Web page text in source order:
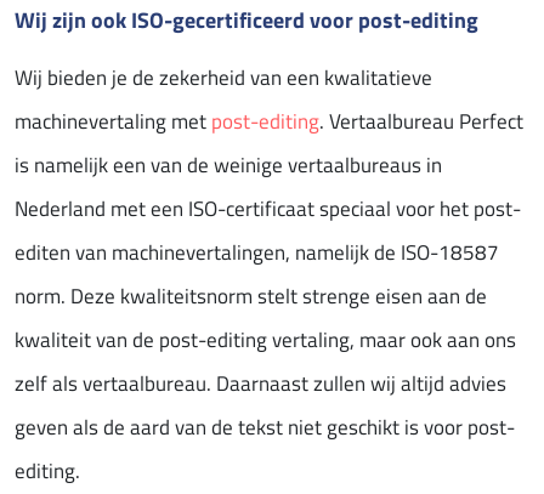
Wij zijn ook ISO-gecertificeerd voor post-editing
Wij bieden je de zekerheid van een kwalitatieve
machinevertaling metpost-editing. Vertaalbureau Perfect
is namelijk een van de weinige vertaalbureaus in
Nederland met een ISO-certificaat speciaal voor het post-
editen van machinevertalingen, namelijk de ISO-18587
norm. Deze kwaliteitsnorm stelt strenge eisen aan de
kwaliteit van de post-editing vertaling, maar ook aan ons
zelf als vertaalbureau. Daarnaast zullen wij altijd advies
geven als de aard van de tekst niet geschikt is voor post-
editing.